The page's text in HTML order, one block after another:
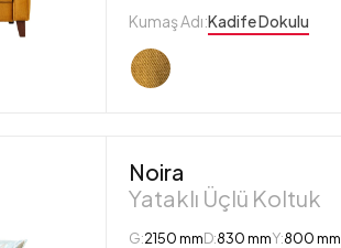
Kumaş Adı:Kadife Dokulu
Noira
Yataklı Üçlü Koltuk
G:2150 mmD:830 mmY:800 mm